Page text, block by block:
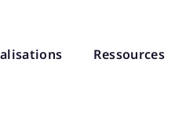
Ressources